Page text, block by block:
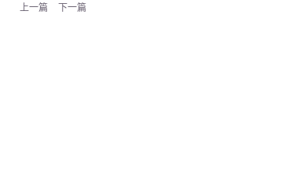
上一篇
下一篇